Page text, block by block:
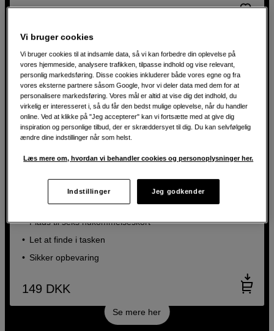
Etui til SD- og CFexpress-hukommelseskort
sp.tech Memory Card Holder 6 Orange
Plads til seks hukommelseskort
Let at finde i tasken
Sikker opbevaring
149 DKK
Se mere her
Vi bruger cookies
Vi bruger cookies til at indsamle data, så vi kan forbedre din oplevelse på
vores hjemmeside, analysere trafikken, tilpasse indhold og vise relevant,
personlig markedsføring. Disse cookies inkluderer både vores egne og fra
vores eksterne partnere såsom Google, hvor vi deler data med dem for at
personalisere markedsføring. Vores mål er altid at vise dig det indhold, du
virkelig er interesseret i, så du får den bedst mulige oplevelse, når du handler
online. Ved at klikke på "Jeg accepterer" kan vi fortsætte med at give dig
inspiration og personlige tilbud, der er skræddersyet til dig. Du kan selvfølgelig
ændre dine indstillinger når som helst.
Læs mere om, hvordan vi behandler cookies og personoplysninger her.
Indstillinger Jeg godkender